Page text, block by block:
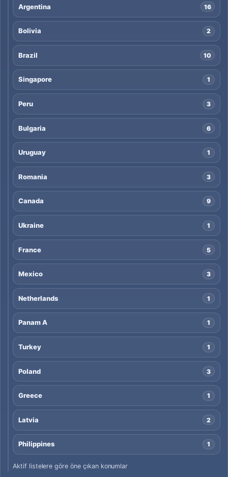
Argentina 16
Bolivia 2
Brazil 10
Singapore 1
Peru 3
Bulgaria 6
Uruguay 1
Romania 3
Canada 9
Ukraine 1
France 5
Mexico 3
Netherlands 1
Panam A 1
Turkey 1
Poland 3
Greece 1
Latvia 2
Philippines 1
Aktif listelere göre öne çıkan konumlar